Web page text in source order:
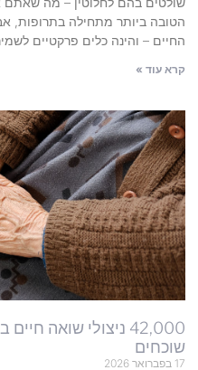
הטובה ביותר מתחילה בתרופות,
החיים – והינה כלים פרקטיים
קרא עוד »
42,000 ניצולי שואה
שוכחים
17 בפברואר 2026